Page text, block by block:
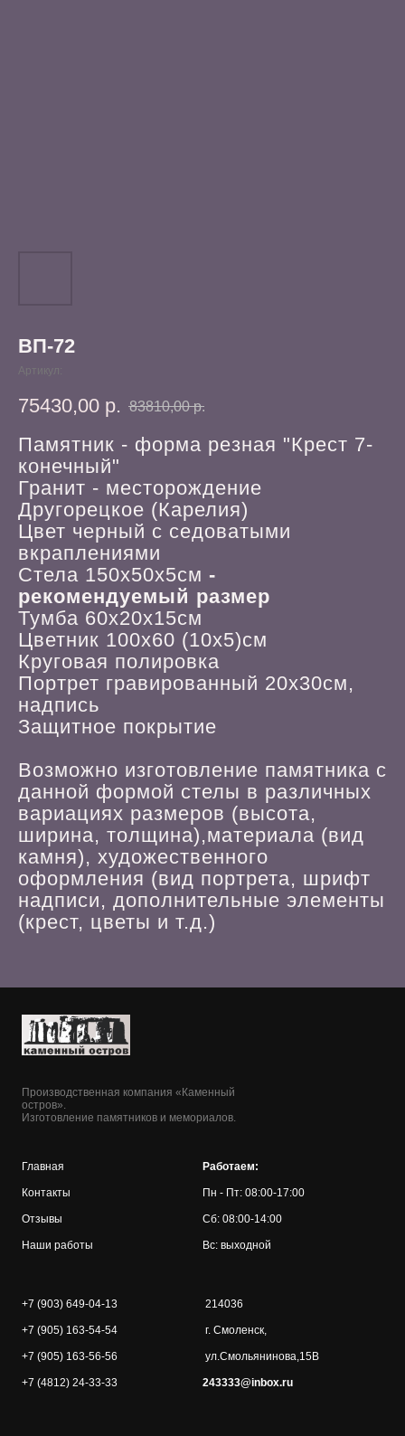
ВП-72
Артикул:
75430,00 р. 83810,00 р.
Памятник - форма резная "Крест 7-
конечный"
Гранит - месторождение
Другорецкое (Карелия)
Цвет черный с седоватыми
вкраплениями
Стела 150х50х5см -
рекомендуемый размер
Тумба 60х20х15см
Цветник 100х60 (10х5)см
Круговая полировка
Портрет гравированный 20х30см,
надпись
Защитное покрытие
Возможно изготовление памятника с
данной формой стелы в различных
вариациях размеров (высота,
ширина, толщина),материала (вид
камня), художественного
оформления (вид портрета, шрифт
надписи, дополнительные элементы
(крест, цветы и т.д.)
Производственная компания «Каменный
остров».
Изготовление памятников и мемориалов.
Главная
Контакты
Отзывы
Наши работы
Работаем:
Пн - Пт: 08:00-17:00
Сб: 08:00-14:00
Вс: выходной
+7 (903) 649-04-13
+7 (905) 163-54-54
+7 (905) 163-56-56
+7 (4812) 24-33-33
214036
г. Смоленск,
ул.Смольянинова,15В
243333@inbox.ru